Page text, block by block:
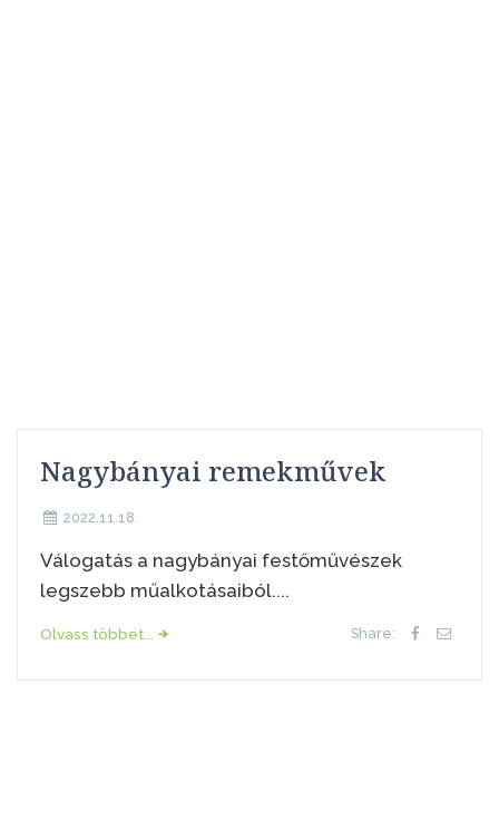
Nagybányai remekművek
2022.11.18.
Válogatás a nagybányai festőművészek
legszebb műalkotásaiból....
Olvass többet... Share: